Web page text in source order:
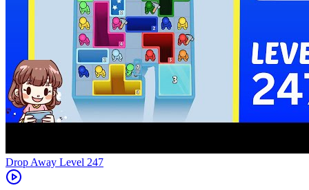
Level 247